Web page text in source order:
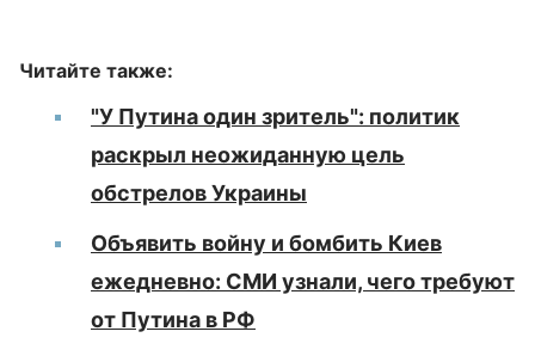
Читайте также:
"У Путина один зритель": политик
раскрыл неожиданную цель
обстрелов Украины
Объявить войну и бомбить Киев
ежедневно: СМИ узнали, чего требуют
от Путина в РФ